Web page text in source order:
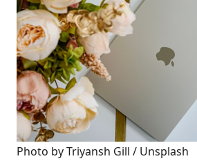
Photo by Triyansh Gill / Unsplash